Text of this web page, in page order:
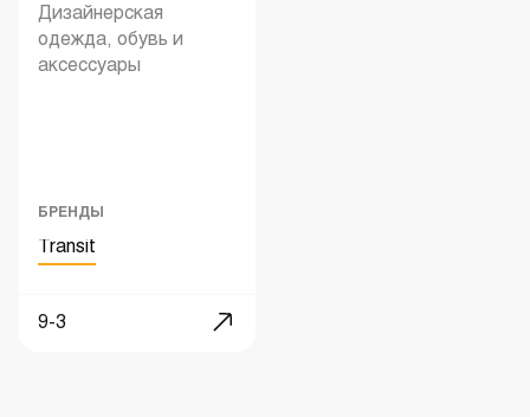
Дизайнерская
одежда, обувь и
аксессуары
БРЕНДЫ
Transit
9-3